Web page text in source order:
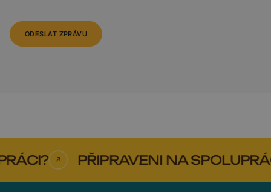
ODESLAT ZPRÁVU
PŘIPRAVENI NA